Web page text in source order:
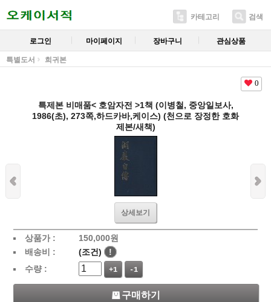
카테고리 검색
로그인 마이페이지 장바구니 관심상품
특별도서 희귀본
0
특제본 비매품< 호암자전 >1책 (이병철, 중앙일보사,
1986(초), 273쪽,하드카바,케이스) (천으로 장정한 호화
제본/새책)
상세보기
상품가 : 150,000원
배송비 :
(조건)
!
수량 :
+1 -1
구매하기